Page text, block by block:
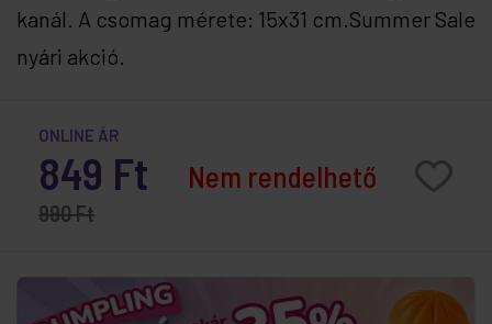
kanál. A csomag mérete: 15x31 cm.Summer Sale
nyári akció.
ONLINE ÁR
849 Ft
990 Ft
Nem rendelhető